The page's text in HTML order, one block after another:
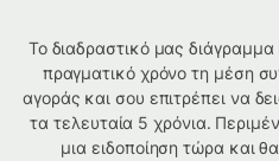
Το διαδραστικό μας διάγραμμα
πραγματικό χρόνο τη μέση
αγοράς και σου επιτρέπει να
τα τελευταία 5 χρόνια.
μια ειδοποίηση τώρα και